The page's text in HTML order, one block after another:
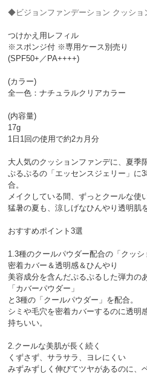
◆ビジョンファンデーション クッショ
つけかえ用レフィル
※スポンジ付 ※専用ケース別売り
(SPF50+／PA++++)
(カラー)
全一色：ナチュラルクリアカラー
(内容量)
17g
1日1回の使用で約2カ月分
大人気のクッションファンデに、夏季
ぷるぷるの「エッセンスジェリー」に
合。
メイクしている間、ずっとクールな使
猛暑の夏も、涼しげなひんやり透明肌
おすすめポイント3選
1.3種のクールパウダー配合の「クッ
密着カバー＆透明感＆ひんやり
美容成分を含んだぷるぷるした弾力の
「カバーパウダー」
と3種の「クールパウダー」を配合。
シミや毛穴を密着カバーするのに透明
持ちいい。
2.クールな美肌が長く続く
くずさず、サラサラ、ヨレにくい
みずみずしく伸びてツヤがあるのに、